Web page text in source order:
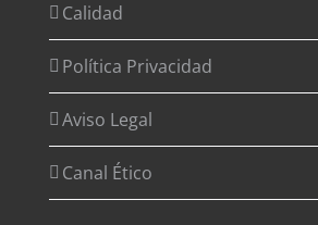
Calidad
Política Privacidad
Aviso Legal
Canal Ético